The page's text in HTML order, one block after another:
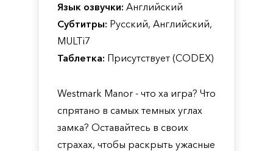
Язык озвучки: Английский
Субтитры: Русский, Английский,
MULTi7
Таблетка: Присутствует (CODEX)
Westmark Manor - что ха игра? Что
спрятано в самых темных углах
замка? Оставайтесь в своих
страхах, чтобы раскрыть ужасные